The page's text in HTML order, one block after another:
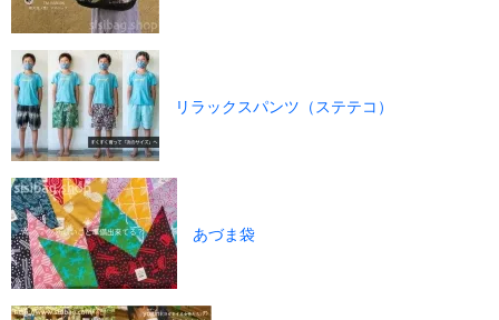
リラックスパンツ（ステテコ）
あづま袋